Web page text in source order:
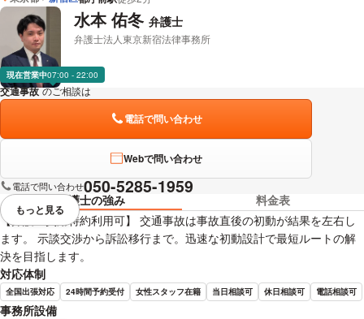
水本 佑冬 弁護士
弁護士法人東京新宿法律事務所
現在営業中07:00 - 22:00
交通事故 のご相談は
電話で問い合わせ
Webで問い合わせ
電話で問い合わせ050-5285-1959
弁護士の強み
料金表
【弁護士費用特約利用可】 交通事故は事故直後の初動が結果を左右し
ます。 示談交渉から訴訟移行まで。迅速な初動設計で最短ルートの解
決を目指します。
対応体制
全国出張対応 24時間予約受付 女性スタッフ在籍 当日相談可 休日相談可 電話相談可
事務所設備
視覚的に省略されている要素を
もっと見る